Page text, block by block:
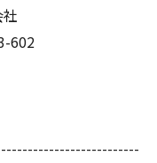
602